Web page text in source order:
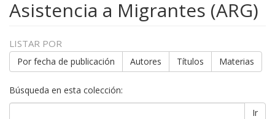
Asistencia a Migrantes (ARG)
LISTAR POR
Por fecha de publicación Autores Títulos Materias
Búsqueda en esta colección:
Ir